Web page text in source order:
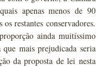
apenas menos de 90
restantes conservadores.
ainda muitíssimo
mais prejudicada seria
da proposta de lei nesta